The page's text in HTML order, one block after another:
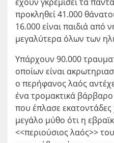
προκληθεί 41.000
16.000 είναι παιδιά από
μεγαλύτερα όλων των
Υπάρχουν 90.000
οποίων είναι
ο περήφανος λαός
ένα τρομακτικά βάρβαρο
που έπλασε
μεγάλο μύθο ότι η
<<περιούσιος λαός>>